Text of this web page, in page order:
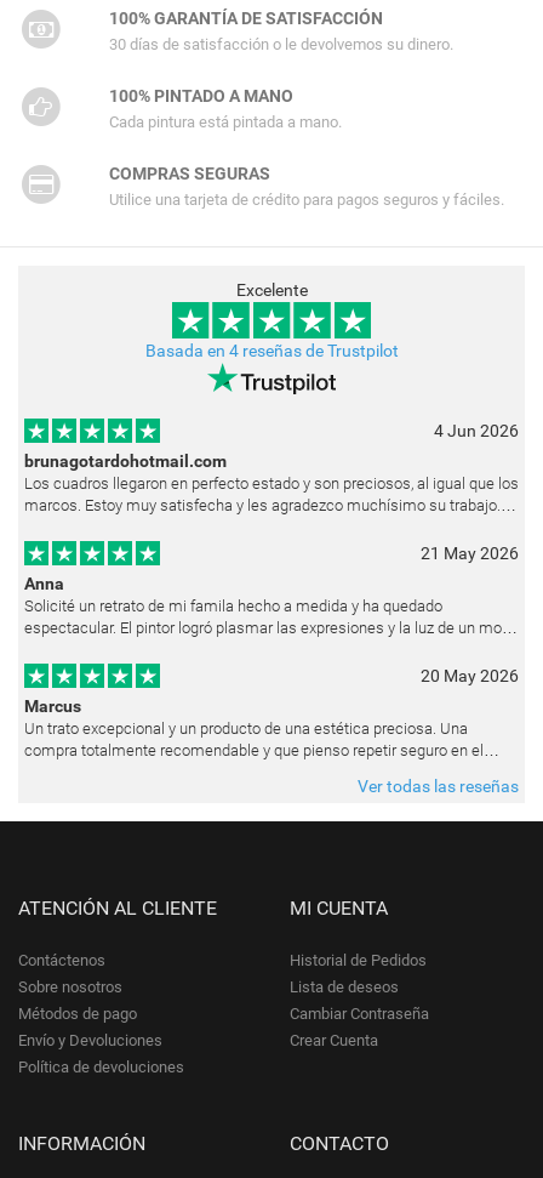
100% GARANTÍA DE SATISFACCIÓN
30 días de satisfacción o le devolvemos su dinero.
100% PINTADO A MANO
Cada pintura está pintada a mano.
COMPRAS SEGURAS
Utilice una tarjeta de crédito para pagos seguros y fáciles.
Excelente
Basada en 4 reseñas de Trustpilot
4 Jun 2026
brunagotardohotmail.com
Los cuadros llegaron en perfecto estado y son preciosos, al igual que los
marcos. Estoy muy satisfecha y les agradezco muchísimo su trabajo.
21 May 2026
Anna
Solicité un retrato de mi famila hecho a medida y ha quedado
espectacular. El pintor logró plasmar las expresiones y la luz de un modo
20 May 2026
Marcus
Un trato excepcional y un producto de una estética preciosa. Una
compra totalmente recomendable y que pienso repetir seguro en el
Ver todas las reseñas
ATENCIÓN AL CLIENTE
Contáctenos
Sobre nosotros
Métodos de pago
Envío y Devoluciones
Política de devoluciones
MI CUENTA
Historial de Pedidos
Lista de deseos
Cambiar Contraseña
Crear Cuenta
INFORMACIÓN CONTACTO